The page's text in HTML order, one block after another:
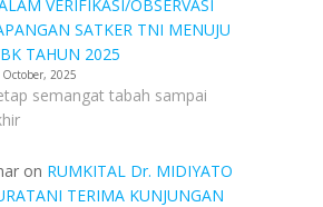
VERIFIKASI/OBSERVASI
SATKER TNI MENUJU
TAHUN 2025
October, 2025
semangat tabah sampai
on RUMKITAL Dr. MIDIYATO
TERIMA KUNJUNGAN